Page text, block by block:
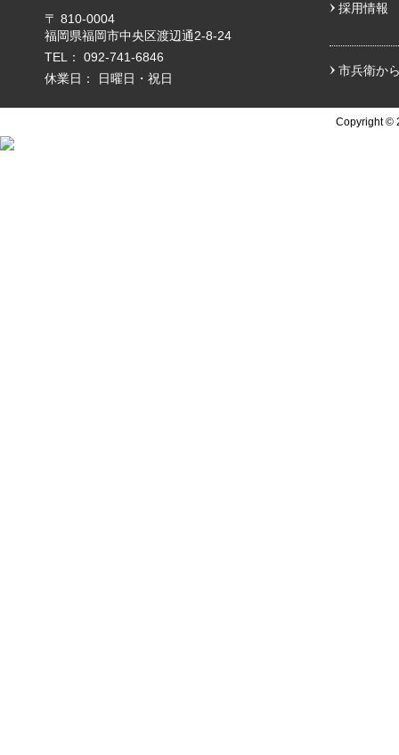
〒 810-0004
福岡県福岡市中央区渡辺通2-8-24
TEL： 092-741-6846
休業日： 日曜日・祝日
採用情報
市兵衛か
Copyright ©